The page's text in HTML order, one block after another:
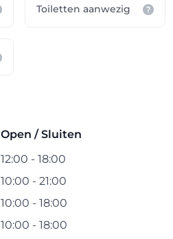
Toiletten aanwezig
Open / Sluiten
12:00 - 18:00
10:00 - 21:00
10:00 - 18:00
10:00 - 18:00